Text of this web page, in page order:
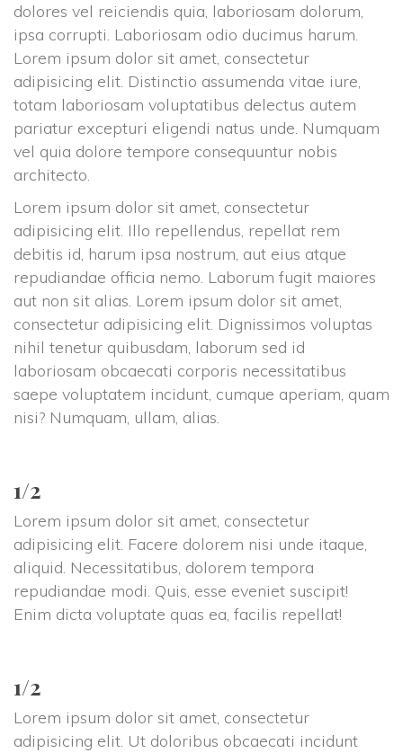
dolores vel reiciendis quia, laboriosam dolorum,
ipsa corrupti. Laboriosam odio ducimus harum.
Lorem ipsum dolor sit amet, consectetur
adipisicing elit. Distinctio assumenda vitae iure,
totam laboriosam voluptatibus delectus autem
pariatur excepturi eligendi natus unde. Numquam
vel quia dolore tempore consequuntur nobis
architecto.
Lorem ipsum dolor sit amet, consectetur
adipisicing elit. Illo repellendus, repellat rem
debitis id, harum ipsa nostrum, aut eius atque
repudiandae officia nemo. Laborum fugit maiores
aut non sit alias. Lorem ipsum dolor sit amet,
consectetur adipisicing elit. Dignissimos voluptas
nihil tenetur quibusdam, laborum sed id
laboriosam obcaecati corporis necessitatibus
aepe voluptatem incidunt, cumque aperiam, quam
nisi? Numquam, ullam, alias.
1/2
Lorem ipsum dolor sit amet, consectetur
adipisicing elit. Facere dolorem nisi unde itaque,
aliquid. Necessitatibus, dolorem tempora
repudiandae modi. Quis, esse eveniet suscipit!
Enim dicta voluptate quas ea, facilis repellat!
1/2
Lorem ipsum dolor sit amet, consectetur
adipisicing elit. Ut doloribus obcaecati incidunt